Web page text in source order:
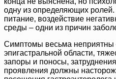
одну из определяющих
питание, воздействие
среды – одни из причин
Симптомы весьма неприятны
эпигастральной области,
запоры и поносы,
проявления должны